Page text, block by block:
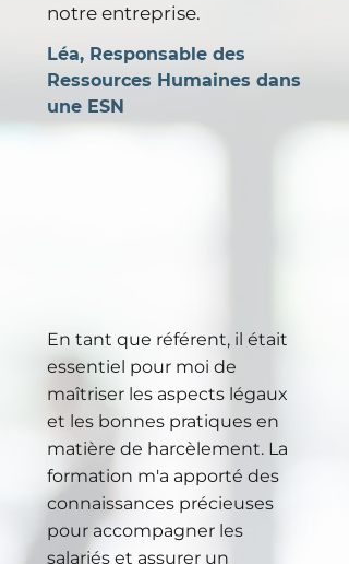
notre entreprise.
Léa, Responsable des
Ressources Humaines dans
une ESN
En tant que référent, il était
essentiel pour moi de
maîtriser les aspects légaux
et les bonnes pratiques en
matière de harcèlement. La
formation m'a apporté des
connaissances précieuses
pour accompagner les
salariés et assurer un